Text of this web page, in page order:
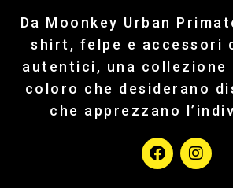
Da Moonkey Urban
shirt, felpe e accessori
autentici, una collezione
coloro che desiderano
che apprezzano